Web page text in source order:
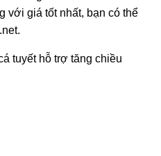
với giá tốt nhất, bạn có thể
tuyết hỗ trợ tăng chiều